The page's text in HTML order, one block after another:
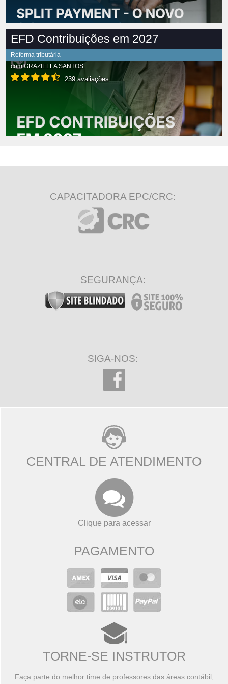
EFD Contribuições em 2027
Reforma tributária
comGRAZIELLA SANTOS
239 avaliações
CAPACITADORA EPC/CRC:
SEGURANÇA:
SIGA-NOS:
CENTRAL DE ATENDIMENTO
Clique para acessar
PAGAMENTO
TORNE-SE INSTRUTOR
Faça parte do melhor time de professores das áreas contábil,